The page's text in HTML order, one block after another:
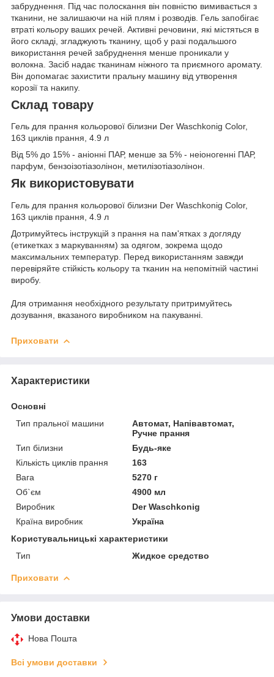
забруднення. Під час полоскання він повністю вимивається з
тканини, не залишаючи на ній плям і розводів. Гель запобігає
втраті кольору ваших речей. Активні речовини, які містяться в
його складі, згладжують тканину, щоб у разі подальшого
використання речей забруднення менше проникали у
волокна. Засіб надає тканинам ніжного та приємного аромату.
Він допомагає захистити пральну машину від утворення
корозії та накипу.
Склад товару
Гель для прання кольорової білизни Der Waschkonig Color,
163 циклів прання, 4.9 л
Від 5% до 15% - аніонні ПАР, менше за 5% - неіоногенні ПАР,
парфум, бензоізотіазолінон, метилізотіазолінон.
Як використовувати
Гель для прання кольорової білизни Der Waschkonig Color,
163 циклів прання, 4.9 л
Дотримуйтесь інструкцій з прання на пам'ятках з догляду
(етикетках з маркуванням) за одягом, зокрема щодо
максимальних температур. Перед використанням завжди
перевіряйте стійкість кольору та тканин на непомітній частині
виробу.
Для отримання необхідного результату притримуйтесь
дозування, вказаного виробником на пакуванні.
Приховати
Характеристики
Основні
Тип пральної машини
Автомат, Напівавтомат,
Ручне прання
Тип білизни
Будь-яке
Кількість циклів прання
163
Вага
5270 г
Об`єм
4900 мл
Виробник
Der Waschkonig
Країна виробник
Україна
Користувальницькі характеристики
Тип
Жидкое средство
Приховати
Умови доставки
Нова Пошта
Всі умови доставки